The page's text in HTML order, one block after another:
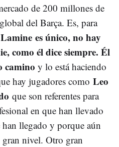
de 200 millones de
del Barça. Es, para
Lamine es único, no hay
como él dice siempre. Él
camino y lo está haciendo
hay jugadores como Leo
que son referentes para
en que han llevado
llegado y porque aún
nivel. Otro gran